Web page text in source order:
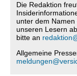
Die Redaktion
unter dem
unseren Lesern
bitte an
Allgemeine